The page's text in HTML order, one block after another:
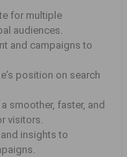
for multiple
audiences.
and campaigns to
position on search
a smoother, faster, and
visitors.
insights to